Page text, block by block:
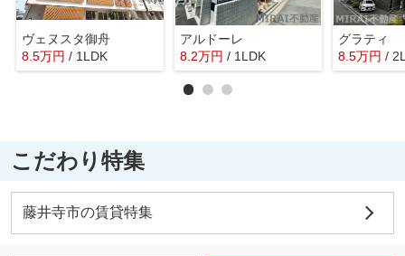
ヴェヌスタ御舟
8.5万円 / 1LDK
アルドーレ
8.2万円 / 1LDK
グラティ
8.5万円 /
こだわり特集
藤井寺市の賃貸特集